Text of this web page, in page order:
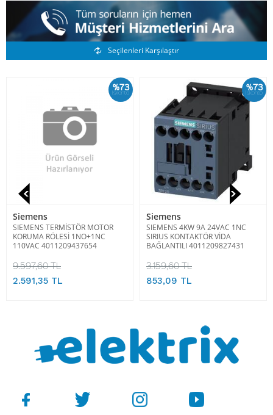
Benzer Ürünler
Seçilenleri Karşılaştır
%73
İskonto
Siemens
SIEMENS TERMİSTÖR MOTOR
KORUMA RÖLESİ 1NO+1NC
110VAC 4011209437654
9.597,60 TL
2.591,35 TL
%73
İskonto
Siemens
SIEMENS 4KW 9A 24VAC 1NC
SIRIUS KONTAKTÖR VİDA
BAĞLANTILI 4011209827431
3.159,60 TL
853,09 TL